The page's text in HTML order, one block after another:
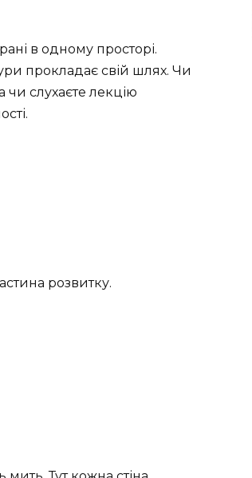
в одному просторі.
прокладає свій шлях. Чи
слухаєте лекцію
розвитку.